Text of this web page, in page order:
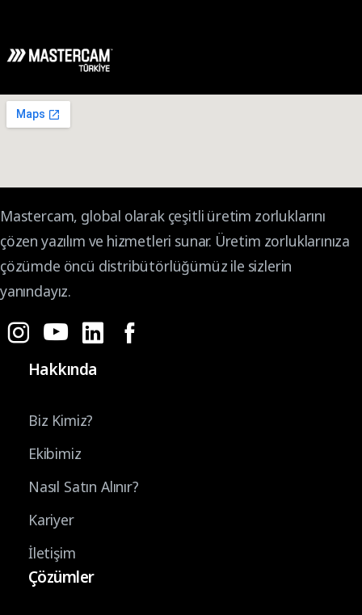
Mastercam, global olarak çeşitli üretim zorluklarını
çözen yazılım ve hizmetleri sunar. Üretim zorluklarınıza
çözümde öncü distribütörlüğümüz ile sizlerin
yanındayız.
Hakkında
Biz Kimiz?
Ekibimiz
Nasıl Satın Alınır?
Kariyer
İletişim
Çözümler